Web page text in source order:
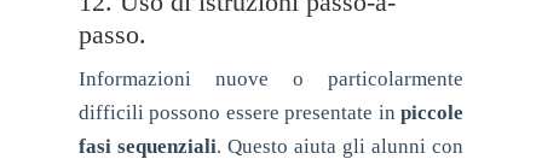
passo.
Informazioni nuove o particolarmente
difficili possono essere presentate inpiccole
fasi sequenziali. Questo aiuta gli alunni con